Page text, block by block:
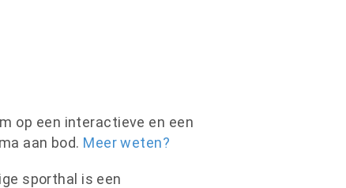
op een interactieve en een
aan bod. Meer weten?
sporthal is een